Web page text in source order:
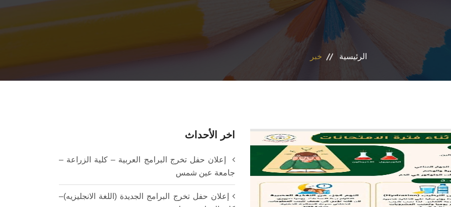
الرئيسية خبر
اخر الأحداث
إعلان حفل تخرج البرامج العربية – كلية الزراعة –
جامعة عين شمس
إعلان حفل تخرج البرامج الجديدة (اللغة الانجليزيه)–